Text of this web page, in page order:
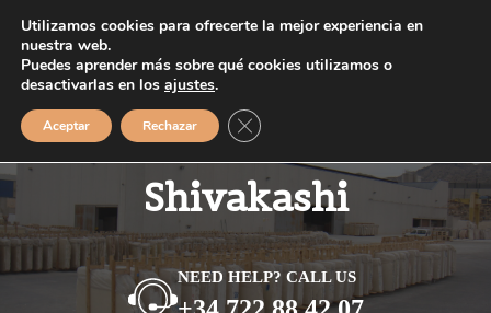
contenido
MENÚ
Shivakashi
NEED HELP? CALL US
Utilizamos cookies para ofrecerte la mejor experiencia en
nuestra web.
Puedes aprender más sobre qué cookies utilizamos o
desactivarlas en los ajustes.
Aceptar Rechazar Cerrar el banner de cookies RGPD